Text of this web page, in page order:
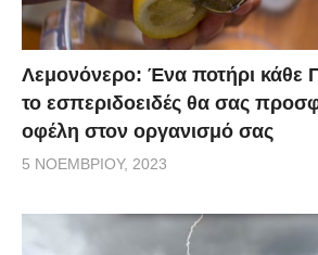
Λεμονόνερο: Ένα ποτήρι κάθε
το εσπεριδοειδές θα σας
οφέλη στον οργανισμό σας
5 ΝΟΕΜΒΡΊΟΥ, 2023